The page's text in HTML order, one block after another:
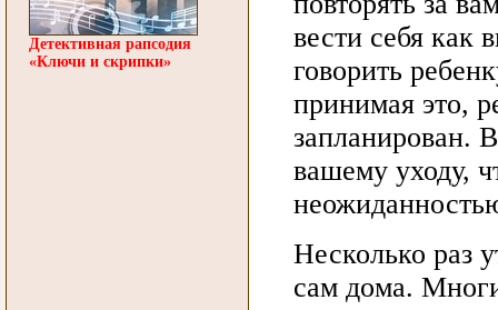
Детективная рапсодия
«Ключи и скрипки»
вести себя как
говорить
принимая это,
запланирован.
вашему уходу,
Несколько раз
сам дома.